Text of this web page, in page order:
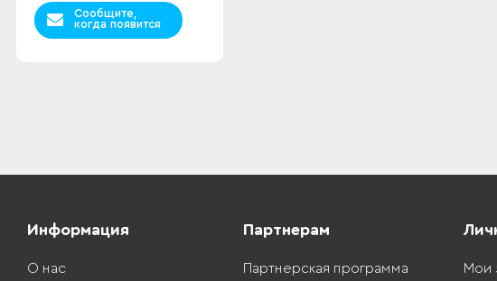
Сообщите,
когда появится
Информация
О нас
Партнерам
Партнерская программа
Мои